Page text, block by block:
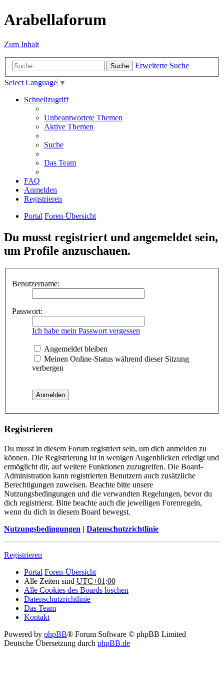
Arabellaforum
Zum Inhalt
Suche
Erweiterte Suche
Select Language ▼
Schnellzugriff
Unbeantwortete Themen
Aktive Themen
Suche
Das Team
FAQ
Anmelden
Registrieren
Portal Foren-Übersicht
Du musst registriert und angemeldet sein,
um Profile anzuschauen.
Benutzername:
Passwort:
Ich habe mein Passwort vergessen
Angemeldet bleiben
Meinen Online-Status während dieser Sitzung
verbergen
Registrieren
Du musst in diesem Forum registriert sein, um dich anmelden zu
können. Die Registrierung ist in wenigen Augenblicken erledigt und
ermöglicht dir, auf weitere Funktionen zuzugreifen. Die Board-
Administration kann registrierten Benutzern auch zusätzliche
Berechtigungen zuweisen. Beachte bitte unsere
Nutzungsbedingungen und die verwandten Regelungen, bevor du
dich registrierst. Bitte beachte auch die jeweiligen Forenregeln,
wenn du dich in diesem Board bewegst.
Nutzungsbedingungen | Datenschutzrichtlinie
Registrieren
Portal Foren-Übersicht
Alle Zeiten sind UTC+01:00
Alle Cookies des Boards löschen
Datenschutzrichtlinie
Das Team
Kontakt
Powered by phpBB® Forum Software © phpBB Limited
Deutsche Übersetzung durch phpBB.de